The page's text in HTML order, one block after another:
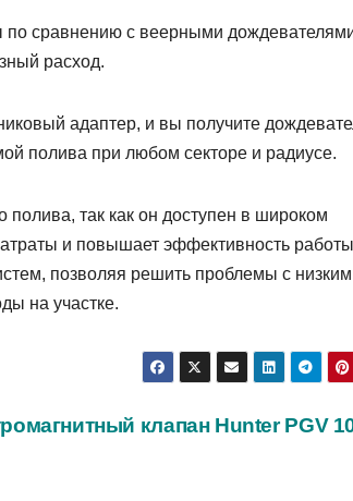
по сравнению с веерными
расход.
адаптер, и вы получите
полива при любом секторе и радиусе.
так как он доступен в широком
и повышает эффективность работы
позволяя решить проблемы с низким
на участке.
клапан Hunter PGV